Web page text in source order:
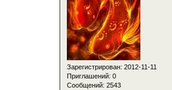
Зарегистрирован: 2012-11-11
Приглашений: 0
Сообщений: 2543